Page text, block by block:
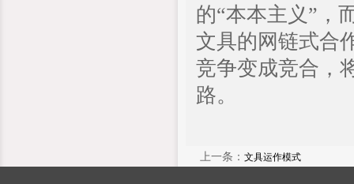
的“本本主义”，
文具的网链式合
竞争变成竞合，
路。
上一条： 文具运作模式